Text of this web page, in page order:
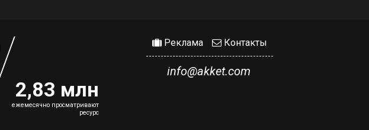
Реклама Контакты
info@akket.com
2,83 млн
ежемесячно просматривают
ресурс